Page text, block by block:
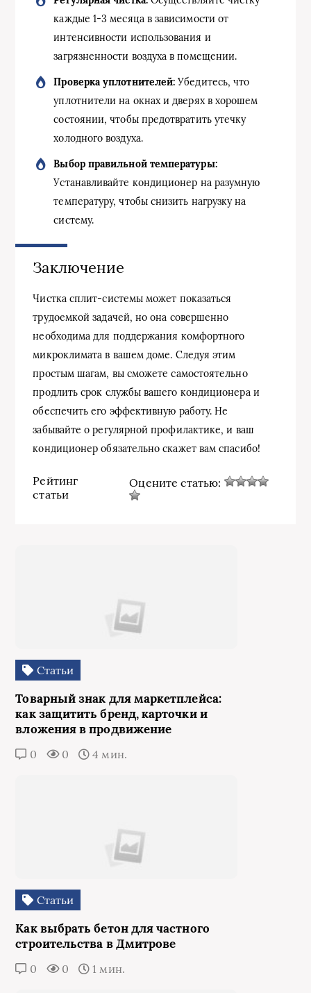
каждые 1-3 месяца в зависимости от
интенсивности использования и
загрязненности воздуха в помещении.
Проверка уплотнителей: Убедитесь, что
уплотнители на окнах и дверях в хорошем
состоянии, чтобы предотвратить утечку
холодного воздуха.
Выбор правильной температуры:
Устанавливайте кондиционер на разумную
температуру, чтобы снизить нагрузку на
систему.
Заключение
Чистка сплит-системы может показаться
трудоемкой задачей, но она совершенно
необходима для поддержания комфортного
микроклимата в вашем доме. Следуя этим
простым шагам, вы сможете самостоятельно
продлить срок службы вашего кондиционера и
обеспечить его эффективную работу. Не
забывайте о регулярной профилактике, и ваш
кондиционер обязательно скажет вам спасибо!
Рейтинг
статьи
Оцените статью:
Статьи
Товарный знак для маркетплейса:
как защитить бренд, карточки и
вложения в продвижение
0 0 4 мин.
Статьи
Как выбрать бетон для частного
строительства в Дмитрове
0 0 1 мин.